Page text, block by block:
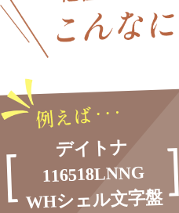
デイトナ
116518LNNG
WHシェル文字盤